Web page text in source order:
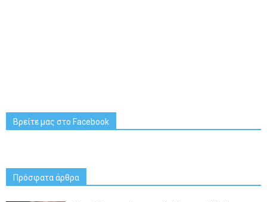
Βρείτε μας στο Facebook
Πρόσφατα άρθρα